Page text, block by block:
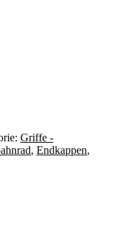
Griffe -
, Endkappen,